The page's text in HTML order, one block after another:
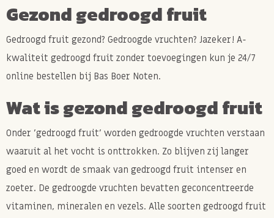
Gezond gedroogd fruit
Gedroogd fruit gezond? Gedroogde vruchten? Jazeker! A-
kwaliteit gedroogd fruit zonder toevoegingen kun je 24/7
online bestellen bij Bas Boer Noten.
Wat is gezond gedroogd fruit
Onder 'gedroogd fruit' worden gedroogde vruchten verstaan
waaruit al het vocht is onttrokken. Zo blijven zij langer
goed en wordt de smaak van gedroogd fruit intenser en
zoeter. De gedroogde vruchten bevatten geconcentreerde
vitaminen, mineralen en vezels. Alle soorten gedroogd fruit